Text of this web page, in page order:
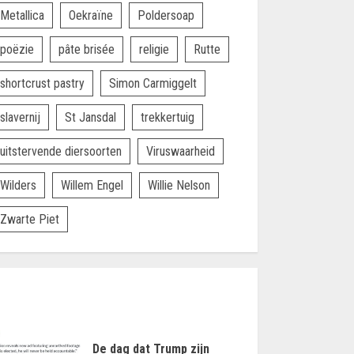
Metallica Oekraïne Poldersoap
poëzie pâte brisée religie Rutte
shortcrust pastry Simon Carmiggelt
slavernij St Jansdal trekkertuig
uitstervende diersoorten Viruswaarheid
Wilders Willem Engel Willie Nelson
Zwarte Piet
De dag dat Trump zijn